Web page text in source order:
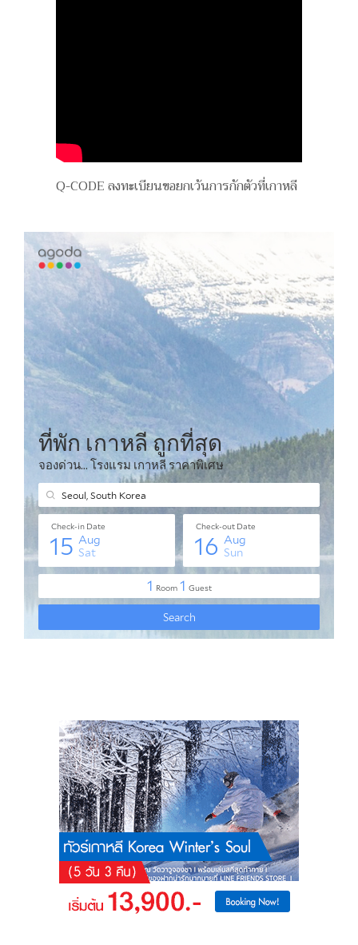
Q-CODE ลงทะเบียนขอยกเว้นการกักตัวที่เกาหลี